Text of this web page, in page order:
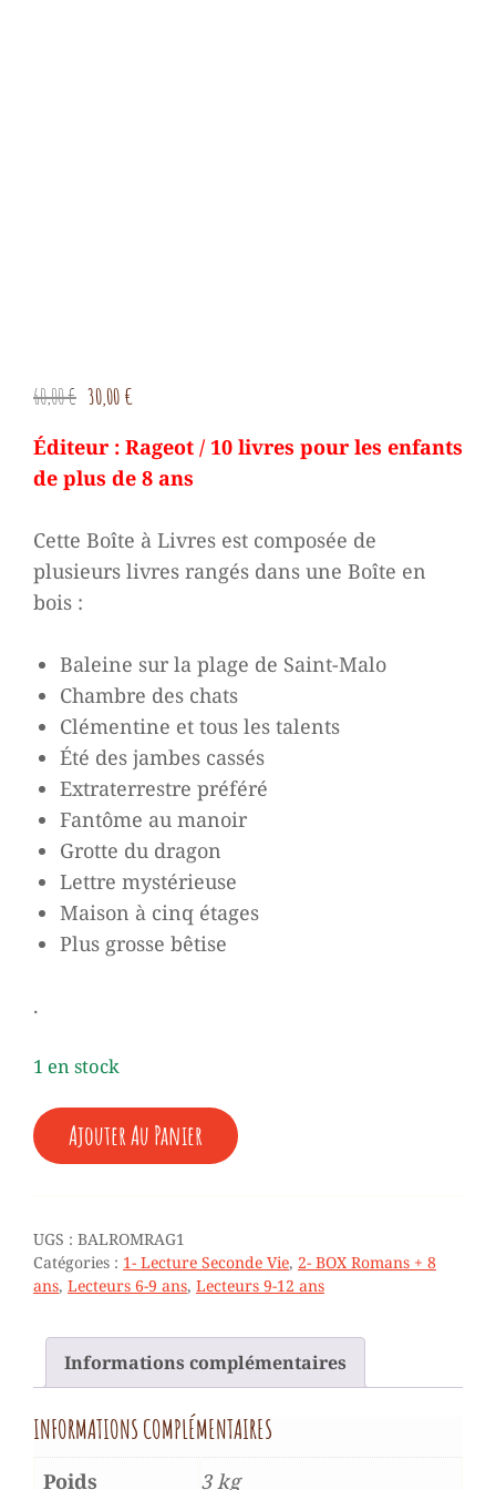
60,00€ Le
initial
était :
30,00 €
actuel
est :
Éditeur : Rageot / 10 livres pour les enfants
de plus de 8 ans
Cette Boîte à Livres est composée de
plusieurs livres rangés dans une Boîte en
bois :
Baleine sur la plage de Saint-Malo
Chambre des chats
Clémentine et tous les talents
Été des jambes cassés
Extraterrestre préféré
Fantôme au manoir
Grotte du dragon
Lettre mystérieuse
Maison à cinq étages
Plus grosse bêtise
.
1 en stock
QUANTITÉ
DE
DIX
LIVRES
+
ANS
Ajouter Au Panier
UGS : BALROMRAG1
Catégories : 1- Lecture Seconde Vie, 2- BOX Romans + 8
ans, Lecteurs 6-9 ans, Lecteurs 9-12 ans
Informations complémentaires
INFORMATIONS COMPLÉMENTAIRES
Poids 3 kg